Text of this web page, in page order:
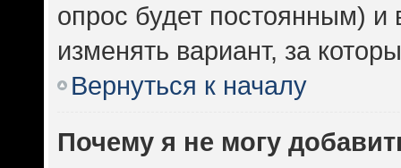
опрос будет постоянным) и
изменять вариант, за
Вернуться к началу
Почему я не могу